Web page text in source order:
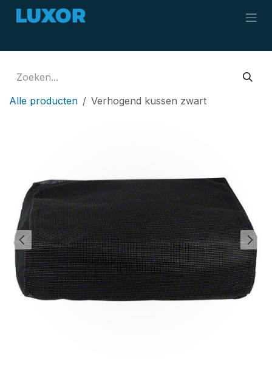
Overslaan naar inhoud
Alle producten Verhogend kussen zwart